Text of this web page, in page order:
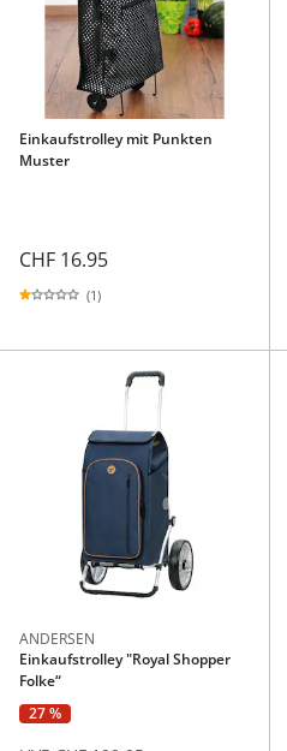
Einkaufstrolley mit Punkten
Muster
CHF 16.95
(1)
ANDERSEN
Einkaufstrolley "Royal Shopper
Folke“
27 %